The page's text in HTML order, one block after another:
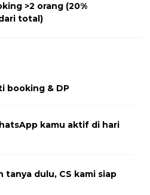
>2 orang (20%
total)
booking & DP
kamu aktif di hari
tanya dulu, CS kami siap